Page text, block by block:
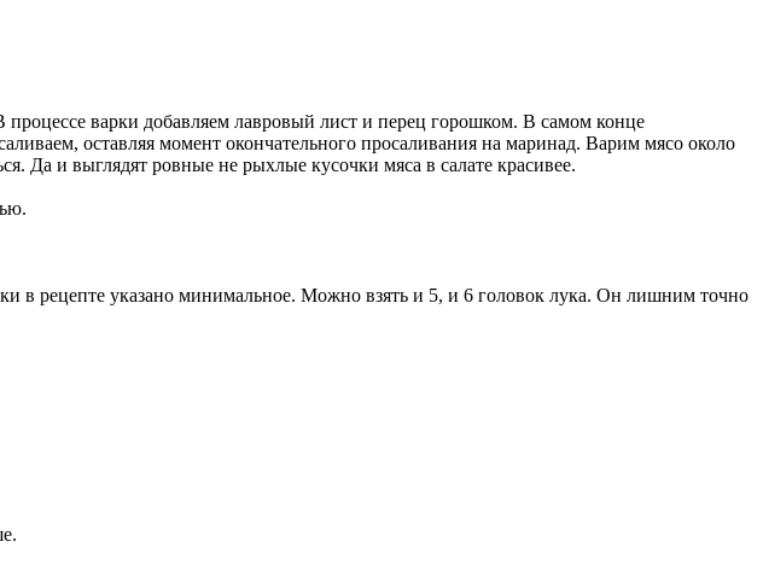
варки добавляем лавровый лист и перец горошком. В самом конце
оставляя момент окончательного просаливания на маринад. Варим мясо около
Да и выглядят ровные не рыхлые кусочки мяса в салате красивее.
в рецепте указано минимальное. Можно взять и 5, и 6 головок лука. Он лишним точно